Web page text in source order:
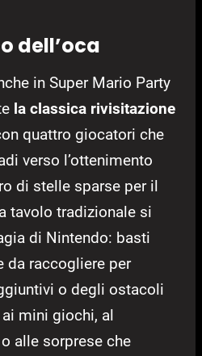
dell’oca
in Super Mario Party
la classica rivisitazione
quattro giocatori che
verso l’ottenimento
di stelle sparse per il
tavolo tradizionale si
di Nintendo: basti
da raccogliere per
o degli ostacoli
mini giochi, al
alle sorprese che